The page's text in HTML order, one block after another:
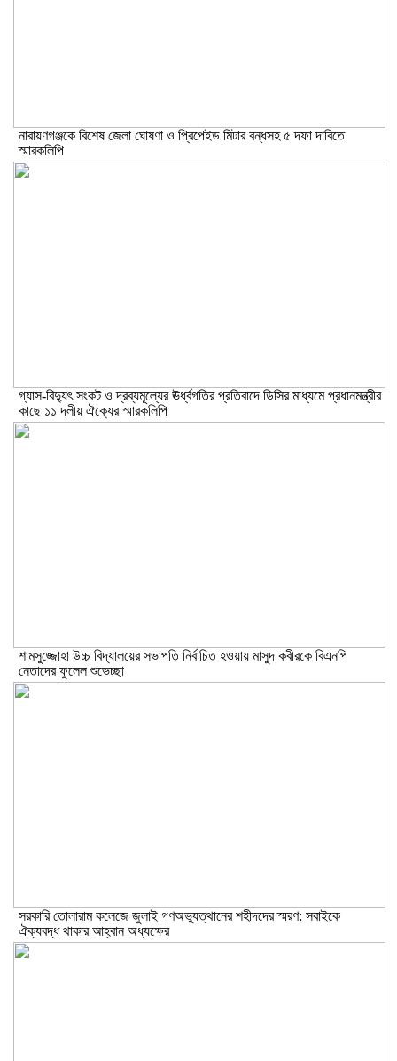
নারায়ণগঞ্জকে বিশেষ জেলা ঘোষণা ও প্রিপেইড মিটার বন্ধসহ ৫ দফা দাবিতে
স্মারকলিপি
গ্যাস-বিদ্যুৎ সংকট ও দ্রব্যমূল্যের ঊর্ধ্বগতির প্রতিবাদে ডিসির মাধ্যমে প্রধানমন্ত্রীর
কাছে ১১ দলীয় ঐক্যের স্মারকলিপি
শামসুজ্জোহা উচ্চ বিদ্যালয়ের সভাপতি নির্বাচিত হওয়ায় মাসুদ কবীরকে বিএনপি
নেতাদের ফুলেল শুভেচ্ছা
সরকারি তোলারাম কলেজে জুলাই গণঅভ্যুত্থানের শহীদদের স্মরণ: সবাইকে
ঐক্যবদ্ধ থাকার আহ্বান অধ্যক্ষের